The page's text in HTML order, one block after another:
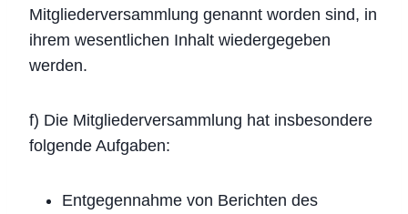
Mitgliederversammlung genannt worden sind, in
ihrem wesentlichen Inhalt wiedergegeben
werden.
f) Die Mitgliederversammlung hat insbesondere
folgende Aufgaben:
Entgegennahme von Berichten des